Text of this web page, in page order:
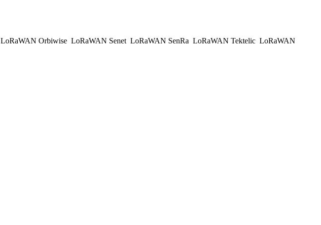
LoRaWAN Orbiwise LoRaWAN Senet LoRaWAN SenRa LoRaWAN Tektelic LoRaWAN